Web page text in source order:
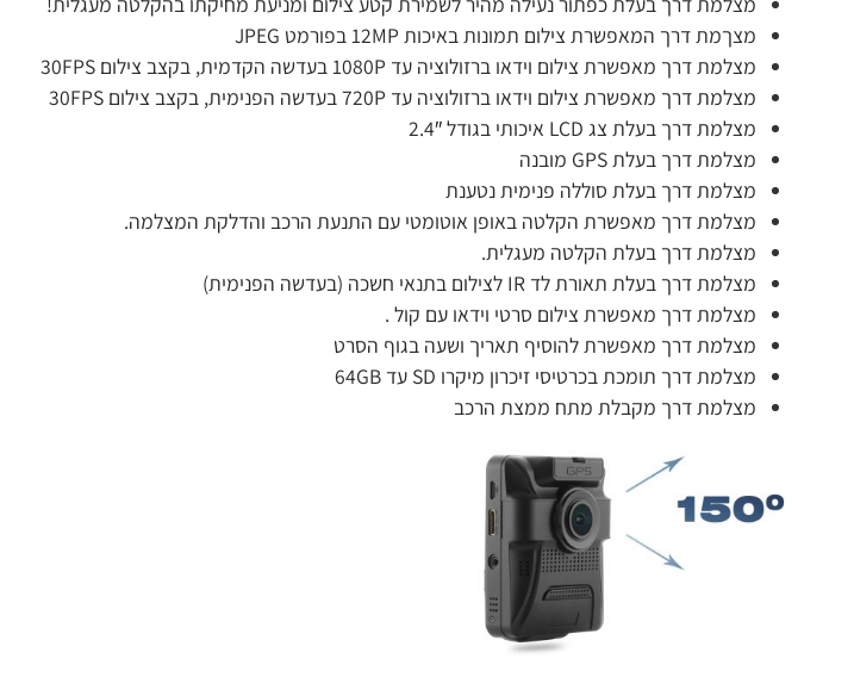
מצךמת דרך המאפשרת צילום תמונות באיכות 12MP בפורמט JPEG
מצלמת דרך מאפשרת צילום וידאו ברזולוציה עד 1080P בעדשה הקדמית, בקצב צילום 30FPS
מצלמת דרך מאפשרת צילום וידאו ברזולוציה עד 720P בעדשה הפנימית, בקצב צילום 30FPS
מצלמת דרך בעלת צג LCD איכותי בגודל 2.4″
מצלמת דרך בעלת GPS מובנה
מצלמת דרך בעלת סוללה פנימית נטענת
מצלמת דרך מאפשרת הקלטה באופן אוטומטי עם התנעת הרכב והדלקת המצלמה.
מצלמת דרך בעלת הקלטה מעגלית.
מצלמת דרך בעלת תאורת לד IR לצילום בתנאי חשכה (בעדשה הפנימית)
מצלמת דרך מאפשרת צילום סרטי וידאו עם קול .
מצלמת דרך מאפשרת להוסיף תאריך ושעה בגוף הסרט
מצלמת דרך תומכת בכרטיסי זיכרון מיקרו SD עד 64GB
מצלמת דרך מקבלת מתח ממצת הרכב